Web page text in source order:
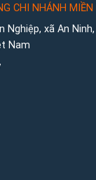
CHI NHÁNH MIỀN
Nghiệp, xã An
Nam